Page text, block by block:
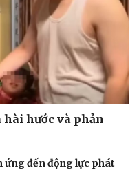
hước và phản
ứng đến động lực phát